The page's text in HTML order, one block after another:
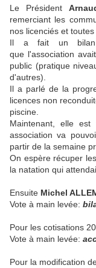
Le Président
remerciant les
nos licenciés et
Il a fait un bilan
que l'association
public (pratique
d'autres).
Il a parlé de la
licences non
piscine.
Maintenant, elle
association va
partir de la semaine
On espère récuper
la natation qui
Ensuite Michel
Vote à main levée:
Pour les cotisations
Vote à main levée:
Pour la modification